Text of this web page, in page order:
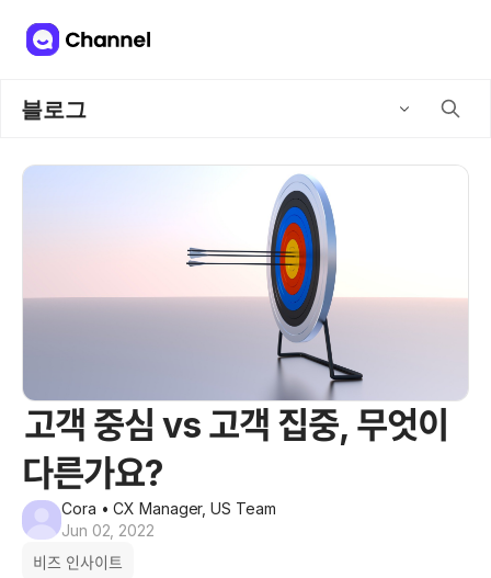
블로그
고객 중심 vs 고객 집중, 무엇이
다른가요?
Cora • CX Manager, US Team
Jun 02, 2022
비즈 인사이트